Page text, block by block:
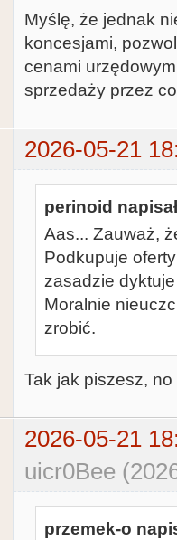
Myślę, że jednak
koncesjami,
cenami
sprzedaży przez
2026-05-21
perinoid
Aas... Zauważ,
Podkupuje
zasadzie
Moralnie
zrobić.
Tak jak piszesz,
2026-05-21
uicr0Bee
przemek-o